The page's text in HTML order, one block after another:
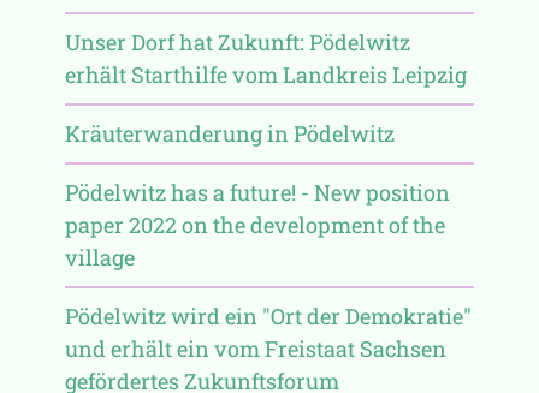
Unser Dorf hat Zukunft: Pödelwitz
erhält Starthilfe vom Landkreis Leipzig
Kräuterwanderung in Pödelwitz
Pödelwitz has a future! - New position
paper 2022 on the development of the
village
Pödelwitz wird ein "Ort der Demokratie"
und erhält ein vom Freistaat Sachsen
gefördertes Zukunftsforum